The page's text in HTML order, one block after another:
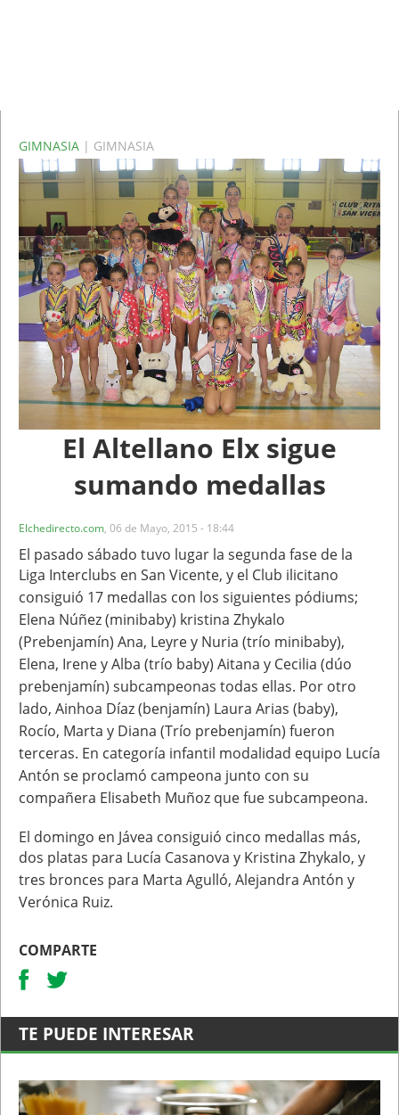
GIMNASIA | GIMNASIA
El Altellano Elx sigue
sumando medallas
Elchedirecto.com, 06 de Mayo, 2015 - 18:44
El pasado sábado tuvo lugar la segunda fase de la
Liga Interclubs en San Vicente, y el Club ilicitano
consiguió 17 medallas con los siguientes pódiums;
Elena Núñez (minibaby) kristina Zhykalo
(Prebenjamín) Ana, Leyre y Nuria (trío minibaby),
Elena, Irene y Alba (trío baby) Aitana y Cecilia (dúo
prebenjamín) subcampeonas todas ellas. Por otro
lado, Ainhoa Díaz (benjamín) Laura Arias (baby),
Rocío, Marta y Diana (Trío prebenjamín) fueron
terceras. En categoría infantil modalidad equipo Lucía
Antón se proclamó campeona junto con su
compañera Elisabeth Muñoz que fue subcampeona.
El domingo en Jávea consiguió cinco medallas más,
dos platas para Lucía Casanova y Kristina Zhykalo, y
tres bronces para Marta Agulló, Alejandra Antón y
Verónica Ruiz.
COMPARTE
TE PUEDE INTERESAR